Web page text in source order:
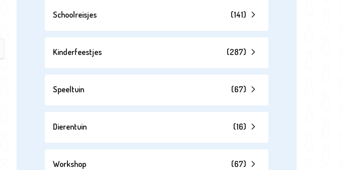
Schoolreisjes (141)
Kinderfeestjes (287)
Speeltuin (67)
Dierentuin (16)
Workshop (67)